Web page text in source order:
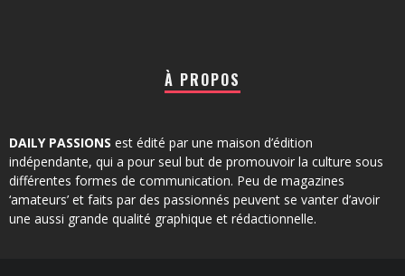
À PROPOS
DAILY PASSIONS est édité par une maison d’édition
indépendante, qui a pour seul but de promouvoir la culture sous
différentes formes de communication. Peu de magazines
‘amateurs’ et faits par des passionnés peuvent se vanter d’avoir
une aussi grande qualité graphique et rédactionnelle.